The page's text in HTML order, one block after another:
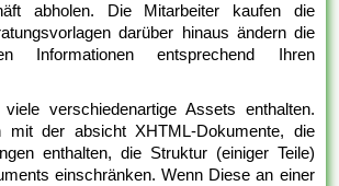
abholen. Die Mitarbeiter kaufen die
darüber hinaus ändern die
Informationen entsprechend Ihren
verschiedenartige Assets enthalten.
mit der absicht XHTML-Dokumente, die
enthalten, die Struktur (einiger Teile)
einschränken. Wenn Diese an einer